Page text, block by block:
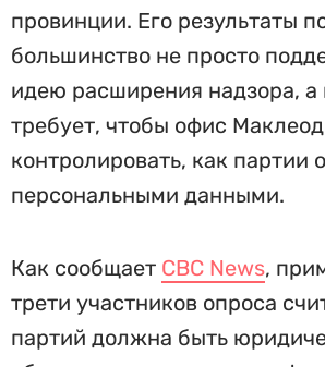
провинции. Его результаты
большинство не просто
идею расширения надзора, а
требует, чтобы офис
контролировать, как партии
персональными данными.
Как сообщает CBC News,
трети участников опроса
партий должна быть